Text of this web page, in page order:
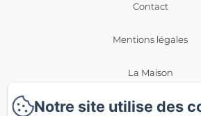
Contact
Mentions légales
La Maison
Blog
Notre site utilise des